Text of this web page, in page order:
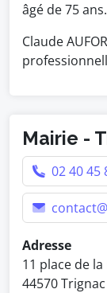
âgé de 75 ans.
Claude
Mairie -
02 40 45
Adresse
11 place de
44570 Trignac